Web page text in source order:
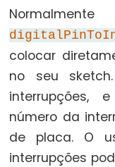
(Anexação)
String
==
(Comparação)
String
+
(Concatenação)
String
colocar
no seu
interrupções,
número da
de placa. O
interrupções